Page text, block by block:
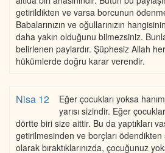
getirildikten ve varsa borcunun
Babalarınızın ve oğullarınızın
daha yakın olduğunu bilmezsiniz.
belirlenen paylardır. Şüphesiz Allah
hükümlerde doğru karar verendir.
Nisa 12
Eğer çocukları yoksa
yarısı sizindir. Eğer
dörtte biri size aittir. Bu da yaptıkları
getirilmesinden ve borçları ödendikten
olarak bıraktıklarınızda, çocuğunuz